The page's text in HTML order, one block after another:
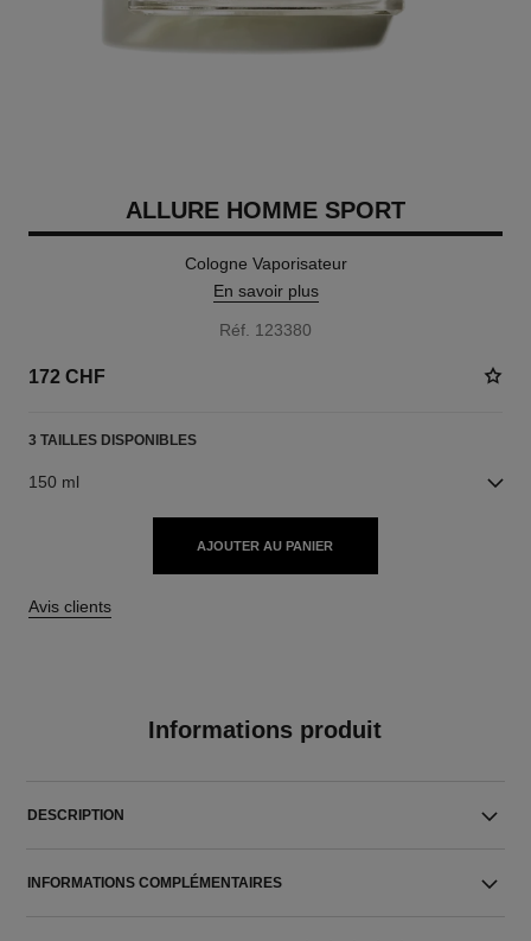
ALLURE HOMME SPORT
Cologne Vaporisateur
En savoir plus
Réf. 123380
172 CHF
3 TAILLES DISPONIBLES
150 ml
AJOUTER AU PANIER
Avis clients
Informations produit
DESCRIPTION
INFORMATIONS COMPLÉMENTAIRES